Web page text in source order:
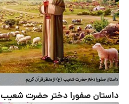
داستان صفورا دختر حضرت شعیب